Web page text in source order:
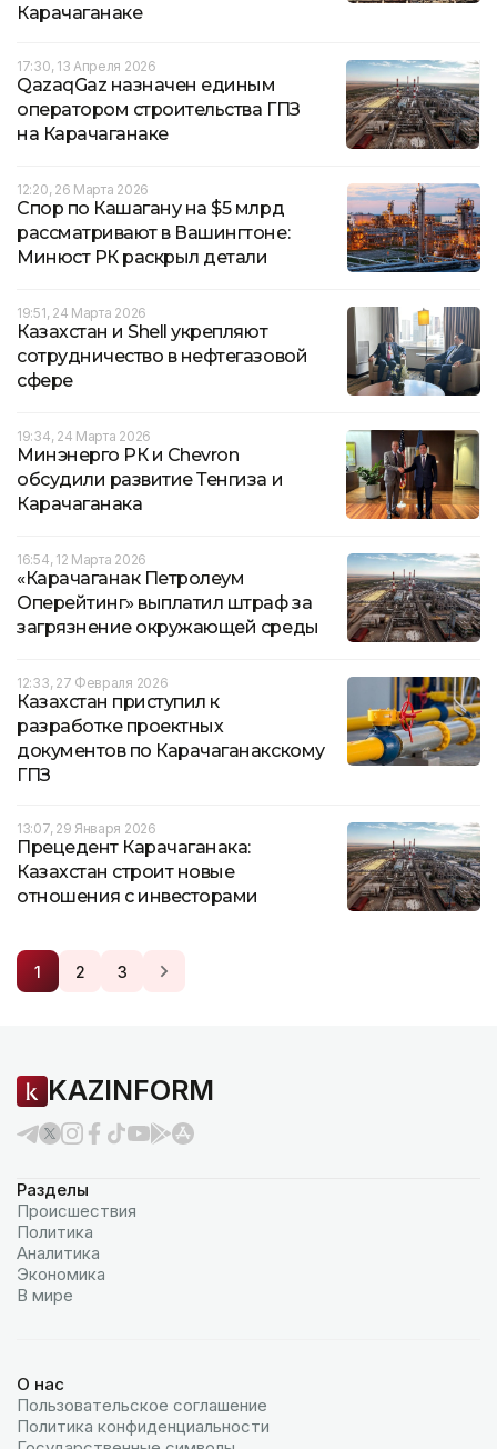
Карачаганаке
17:30, 13 Апреля 2026
QazaqGaz назначен единым
оператором строительства ГПЗ
на Карачаганаке
12:20, 26 Марта 2026
Спор по Кашагану на $5 млрд
рассматривают в Вашингтоне:
Минюст РК раскрыл детали
19:51, 24 Марта 2026
Казахстан и Shell укрепляют
сотрудничество в нефтегазовой
сфере
19:34, 24 Марта 2026
Минэнерго РК и Chevron
обсудили развитие Тенгиза и
Карачаганакa
16:54, 12 Марта 2026
«Карачаганак Петролеум
Оперейтинг» выплатил штраф за
загрязнение окружающей среды
12:33, 27 Февраля 2026
Казахстан приступил к
разработке проектных
документов по Карачаганакскому
ГПЗ
13:07, 29 Января 2026
Прецедент Карачаганака:
Казахстан строит новые
отношения с инвесторами
1 2 3
KAZINFORM
Разделы
Происшествия
Политика
Аналитика
Экономика
В мире
О нас
Пользовательское соглашение
Политика конфиденциальности